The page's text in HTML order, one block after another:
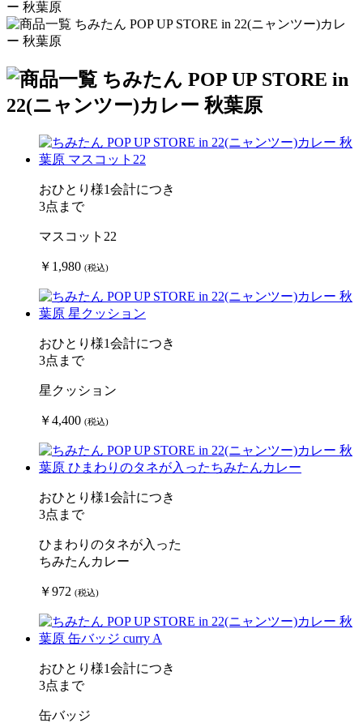
おひとり様1会計につき
3点まで
マスコット22
￥1,980 (税込)
おひとり様1会計につき
3点まで
星クッション
￥4,400 (税込)
おひとり様1会計につき
3点まで
ひまわりのタネが入った
ちみたんカレー
￥972 (税込)
おひとり様1会計につき
3点まで
缶バッジ